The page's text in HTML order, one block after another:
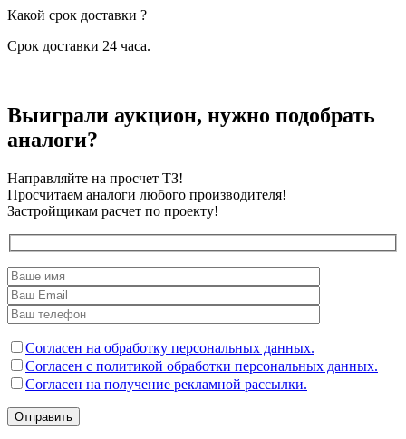
Какой срок доставки ?
Срок доставки 24 часа.
Выиграли аукцион, нужно подобрать
аналоги?
Направляйте на просчет ТЗ!
Просчитаем аналоги любого производителя!
Застройщикам расчет по проекту!
Согласен на обработку персональных данных.
Согласен с политикой обработки персональных данных.
Согласен на получение рекламной рассылки.
Отправить